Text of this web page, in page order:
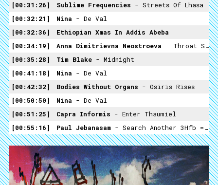
00:31:26
Sublime Frequencies - Streets Of Lhasa
00:32:21
Nina - De Val
00:32:36
Ethiopian Xmas In Addis Abeba
00:34:19
Anna Dimitrievna Neostroeva - Throat Song
00:35:28
Tim Blake - Midnight
00:41:18
Nina - De Val
00:42:32
Bodies Without Organs - Osiris Rises
00:50:50
Nina - De Val
00:51:25
Capra Informis - Enter Thaumiel
00:55:16
Paul Jebanasam - Search Another 3Hfb = Lose You I), Place I=0 Doubt I V (f) Am X Exp( V 16p To Meet You Again Pm² P F